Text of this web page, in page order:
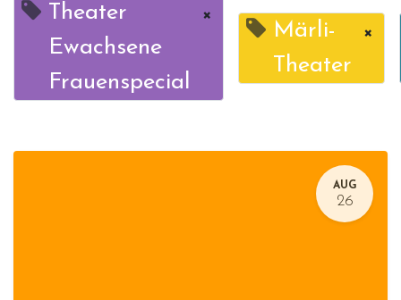
Theater
Ewachsene
Frauenspecial
×
Märli-
Theater
×
AUG
26